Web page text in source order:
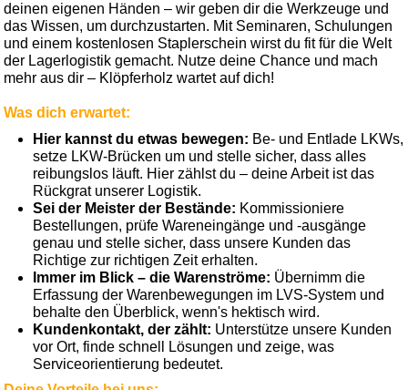
deinen eigenen Händen – wir geben dir die Werkzeuge und
das Wissen, um durchzustarten. Mit Seminaren, Schulungen
und einem kostenlosen Staplerschein wirst du fit für die Welt
der Lagerlogistik gemacht. Nutze deine Chance und mach
mehr aus dir – Klöpferholz wartet auf dich!
Was dich erwartet:
Hier kannst du etwas bewegen: Be- und Entlade LKWs,
setze LKW-Brücken um und stelle sicher, dass alles
reibungslos läuft. Hier zählst du – deine Arbeit ist das
Rückgrat unserer Logistik.
Sei der Meister der Bestände: Kommissioniere
Bestellungen, prüfe Wareneingänge und -ausgänge
genau und stelle sicher, dass unsere Kunden das
Richtige zur richtigen Zeit erhalten.
Immer im Blick – die Warenströme: Übernimm die
Erfassung der Warenbewegungen im LVS-System und
behalte den Überblick, wenn's hektisch wird.
Kundenkontakt, der zählt: Unterstütze unsere Kunden
vor Ort, finde schnell Lösungen und zeige, was
Serviceorientierung bedeutet.